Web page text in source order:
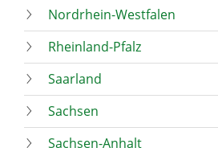
Nordrhein-Westfalen
Rheinland-Pfalz
Saarland
Sachsen
Sachsen-Anhalt